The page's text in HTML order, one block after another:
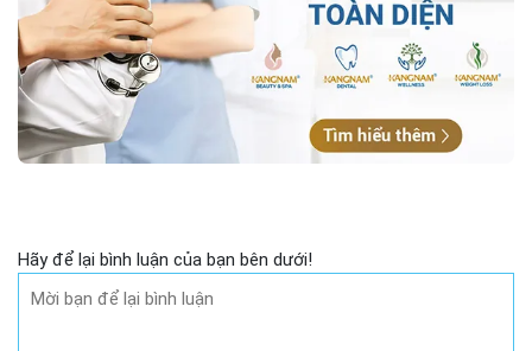
Hãy để lại bình luận của bạn bên dưới!